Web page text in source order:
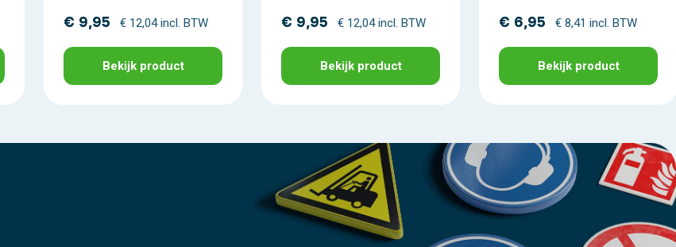
€ 9,95 € 12,04 incl. BTW
Bekijk product
€ 9,95 € 12,04 incl. BTW
Bekijk product
€ 6,95 € 8,41 incl. BTW
Bekijk product